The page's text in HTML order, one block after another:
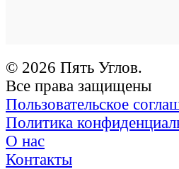
© 2026 Пять Углов.
Все права защищены
Пользовательское
Политика
О нас
Контакты